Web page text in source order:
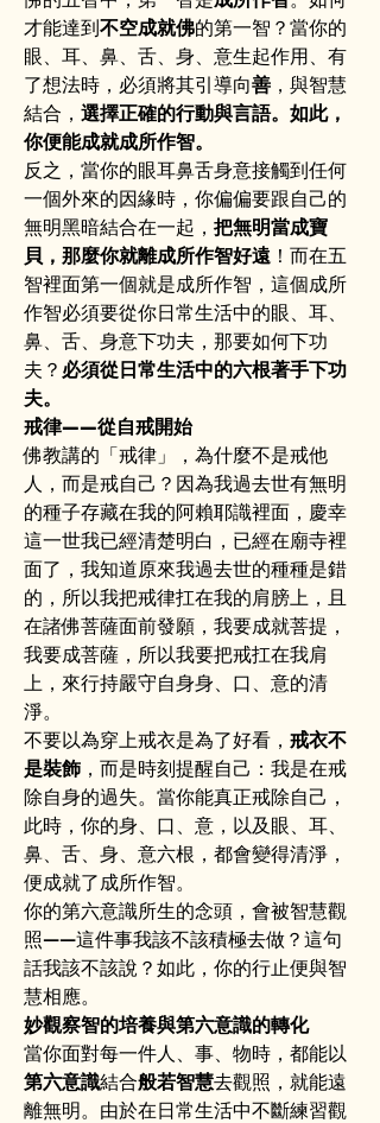
才能達到不空成就佛的第一智？當你的
眼、耳、鼻、舌、身、意生起作用、有
了想法時，必須將其引導向善 ，與智慧
結合， 選擇正確的行動與言語。如此，
你便能成就成所作智。
反之，當你的眼耳鼻舌身意接觸到任何
一個外來的因緣時，你偏偏要跟自己的
無明黑暗結合在一起， 把無明當成寶
貝，那麼你就離成所作智好遠 ！而在五
智裡面第一個就是成所作智，這個成所
作智必須要從你日常生活中的眼、耳、
鼻、舌、身意下功夫，那要如何下功
夫？ 必須從日常生活中的六根著手下功
夫。
戒律——從自戒開始
佛教講的「戒律」，為什麼不是戒他
人，而是戒自己？因為我過去世有無明
的種子存藏在我的阿賴耶識裡面，慶幸
這一世我已經清楚明白，已經在廟寺裡
面了，我知道原來我過去世的種種是錯
的，所以我把戒律扛在我的肩膀上，且
在諸佛菩薩面前發願，我要成就菩提，
我要成菩薩，所以我要把戒扛在我肩
上，來行持嚴守自身身、口、意的清
淨。
不要以為穿上戒衣是為了好看， 戒衣不
是裝飾 ，而是時刻提醒自己：我是在戒
除自身的過失。當你能真正戒除自己，
此時，你的身、口、意，以及眼、耳、
鼻、舌、身、意六根，都會變得清淨，
便成就了成所作智。
你的第六意識所生的念頭，會被智慧觀
照——這件事我該不該積極去做？這句
話我該不該說？如此，你的行止便與智
慧相應。
妙觀察智的培養與第六意識的轉化
當你面對每一件人、事、物時，都能以
第六意識結合般若智慧去觀照，就能遠
離無明。由於在日常生活中不斷練習觀